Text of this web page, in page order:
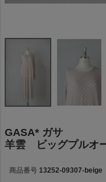
GASA* ガサ
羊雲 ビッグプルオ
商品番号 13252-09307-beige